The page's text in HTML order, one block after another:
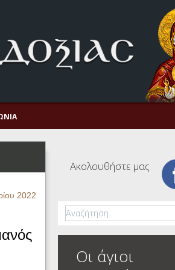
2022
Ακολουθήστε μας
Οι άγιοι